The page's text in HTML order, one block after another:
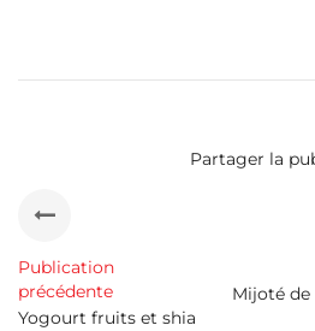
Partager la
Publication
précédente
Yogourt fruits et shia
Mijoté